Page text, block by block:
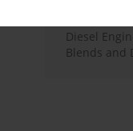
Diesel
Blends and